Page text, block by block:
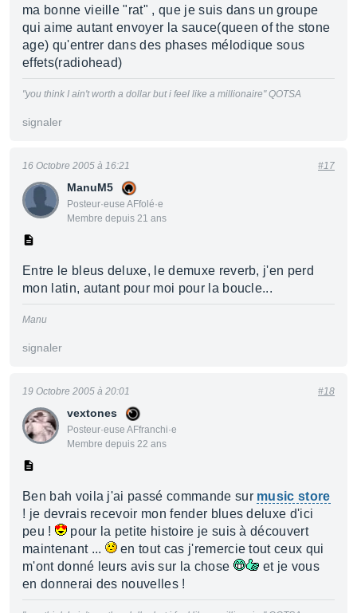
ma bonne vieille "rat" , que je suis dans un groupe
qui aime autant envoyer la sauce(queen of the stone
age) qu'entrer dans des phases mélodique sous
effets(radiohead)
"you think I ain't worth a dollar but i feel like a millionaire" QOTSA
signaler
ManuM5
Posteur·euse AFfolé·e
Membre depuis 21 ans
16 Octobre 2005 à 16:21 #17
Entre le bleus deluxe, le demuxe reverb, j'en perd
mon latin, autant pour moi pour la boucle...
Manu
signaler
vextones
Posteur·euse AFfranchi·e
Membre depuis 22 ans
19 Octobre 2005 à 20:01 #18
Ben bah voila j'ai passé commande sur music store
! je devrais recevoir mon fender blues deluxe d'ici
peu !
pour la petite histoire je suis à découvert
maintenant ...
en tout cas j'remercie tout ceux qui
m'ont donné leurs avis sur la chose
et je vous
en donnerai des nouvelles !